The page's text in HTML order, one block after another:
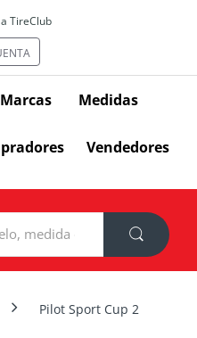
TireClub
Marcas Medidas
Vendedores
Pilot Sport Cup 2